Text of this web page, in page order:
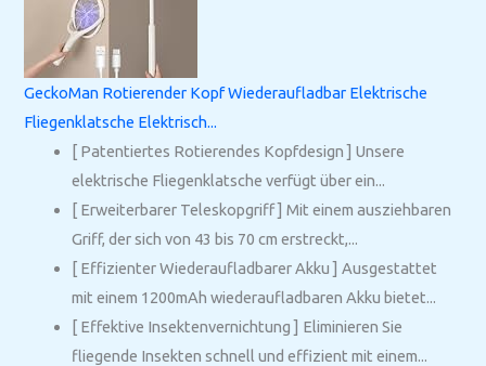
GeckoMan Rotierender Kopf Wiederaufladbar Elektrische
Fliegenklatsche Elektrisch...
[ Patentiertes Rotierendes Kopfdesign ] Unsere
elektrische Fliegenklatsche verfügt über ein...
[ Erweiterbarer Teleskopgriff ] Mit einem ausziehbaren
Griff, der sich von 43 bis 70 cm erstreckt,...
[ Effizienter Wiederaufladbarer Akku ] Ausgestattet
mit einem 1200mAh wiederaufladbaren Akku bietet...
[ Effektive Insektenvernichtung ] Eliminieren Sie
fliegende Insekten schnell und effizient mit einem...